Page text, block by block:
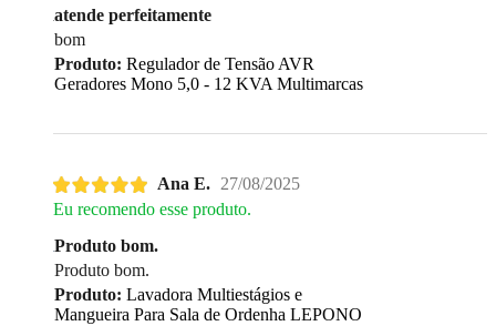
atende perfeitamente
bom
Produto: Regulador de Tensão AVR
Geradores Mono 5,0 - 12 KVA Multimarcas
Ana E. 27/08/2025
Eu recomendo esse produto.
Produto bom.
Produto bom.
Produto: Lavadora Multiestágios e
Mangueira Para Sala de Ordenha LEPONO